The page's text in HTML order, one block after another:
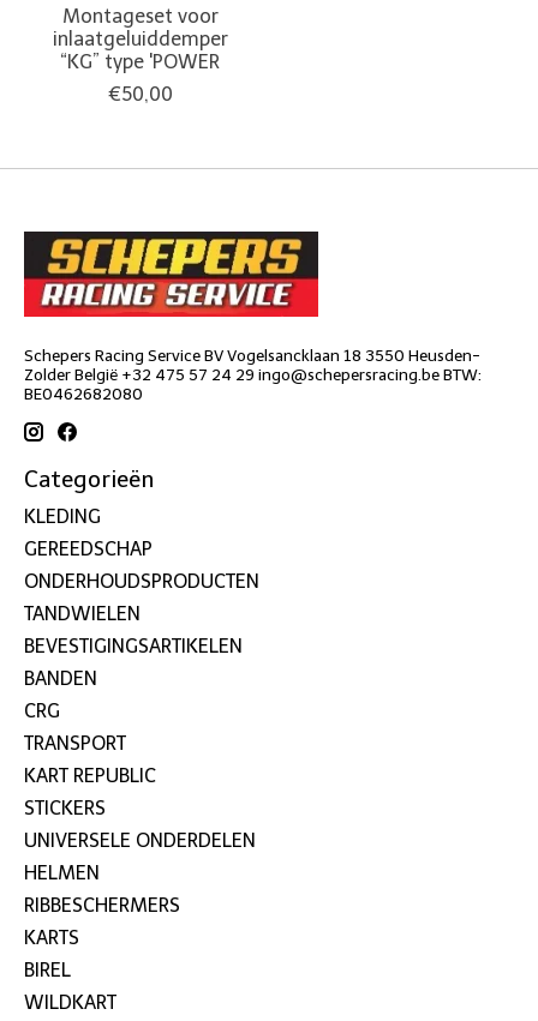
Montageset voor
inlaatgeluiddemper
“KG” type 'POWER
€50,00
Schepers Racing Service BV Vogelsancklaan 18 3550 Heusden-
Zolder België +32 475 57 24 29 ingo@schepersracing.beBTW:
BE0462682080
Categorieën
KLEDING
GEREEDSCHAP
ONDERHOUDSPRODUCTEN
TANDWIELEN
BEVESTIGINGSARTIKELEN
BANDEN
CRG
TRANSPORT
KART REPUBLIC
STICKERS
UNIVERSELE ONDERDELEN
HELMEN
RIBBESCHERMERS
KARTS
BIREL
WILDKART